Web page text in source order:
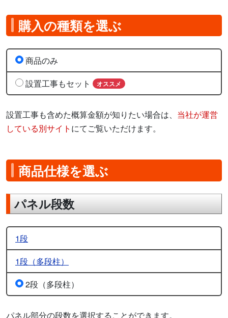
購入の種類を選ぶ
設置工事も含めた概算金額が知りたい場合は、 当社が運営
している別サイト にてご覧いただけます。
商品のみ
設置工事もセット
オススメ
商品仕様を選ぶ
パネル段数
パネル部分の段数を選択することができます。
1段
1段（多段柱）
2段（多段柱）